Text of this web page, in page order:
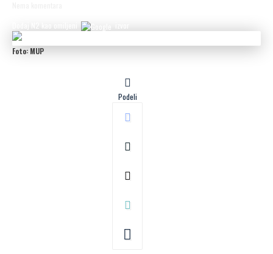
Foto: MUP
Podeli